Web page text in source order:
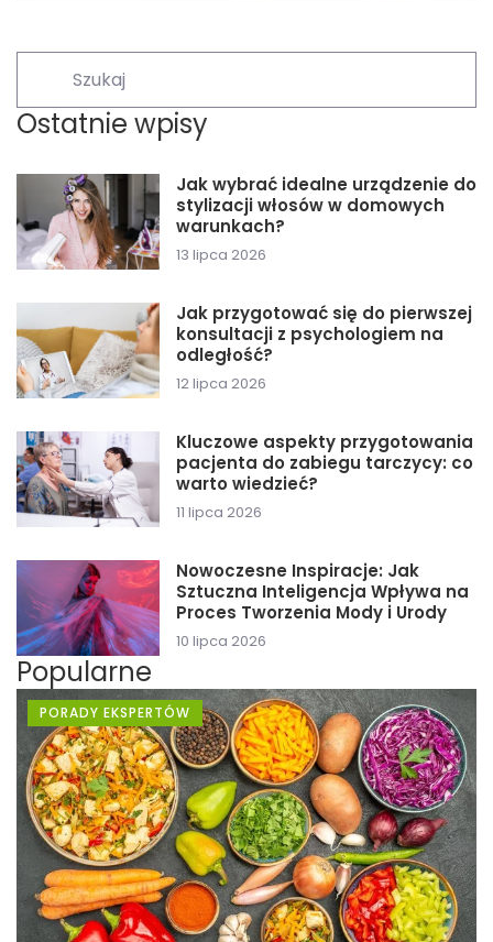
Ostatnie wpisy
Jak wybrać idealne urządzenie do
stylizacji włosów w domowych
warunkach?
13 lipca 2026
Jak przygotować się do pierwszej
konsultacji z psychologiem na
odległość?
12 lipca 2026
Kluczowe aspekty przygotowania
pacjenta do zabiegu tarczycy: co
warto wiedzieć?
11 lipca 2026
Nowoczesne Inspiracje: Jak
Sztuczna Inteligencja Wpływa na
Proces Tworzenia Mody i Urody
10 lipca 2026
Popularne
PORADY EKSPERTÓW